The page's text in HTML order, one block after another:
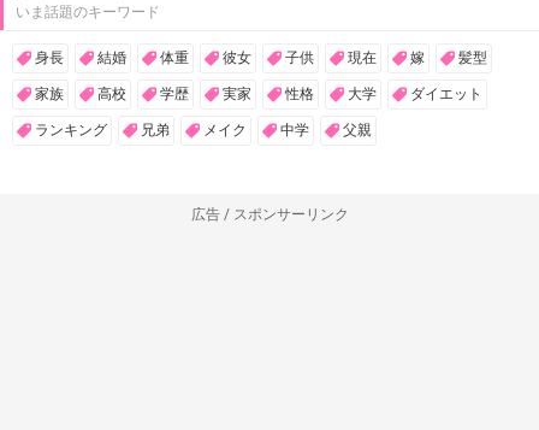
いま話題のキーワード
身長 結婚 体重 彼女 子供 現在 嫁 髪型
家族 高校 学歴 実家 性格 大学 ダイエット
ランキング 兄弟 メイク 中学 父親
広告 / スポンサーリンク